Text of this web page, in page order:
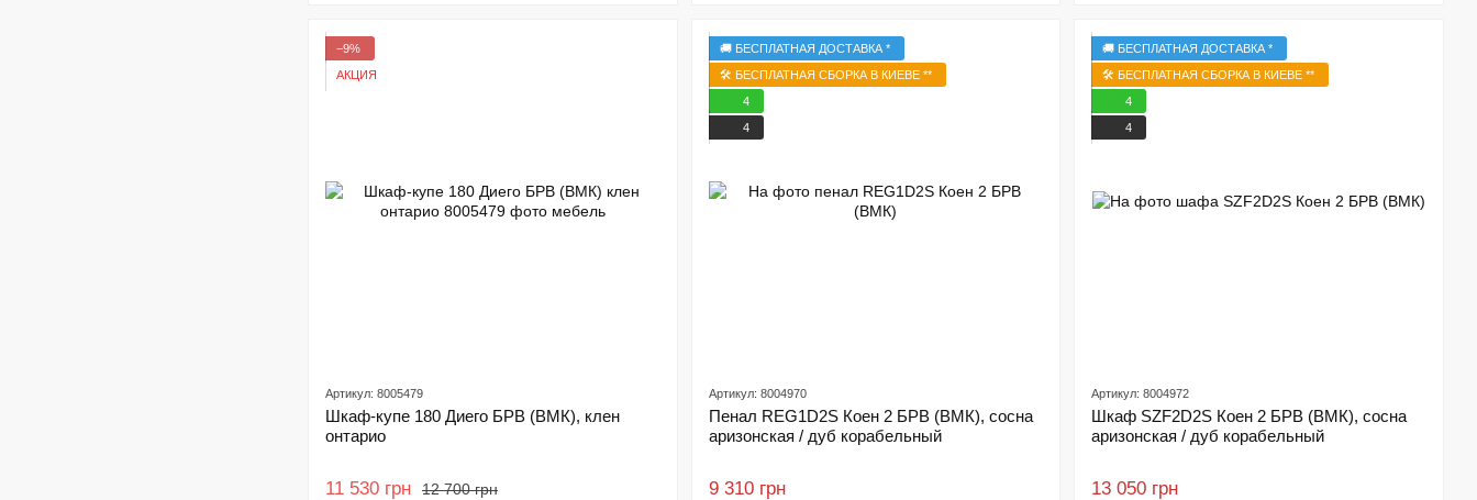
−9%
АКЦИЯ
Артикул: 8005479
Шкаф-купе 180 Диего БРВ (ВМК), клен
онтарио
12 700 грн
11 530 грн
🚚 БЕСПЛАТНАЯ ДОСТАВКА *
🛠️ БЕСПЛАТНАЯ СБОРКА В КИЕВЕ **
4
4
Артикул: 8004970
Пенал REG1D2S Коен 2 БРВ (ВМК), сосна
аризонская / дуб корабельный
9 310 грн
🚚 БЕСПЛАТНАЯ ДОСТАВКА *
🛠️ БЕСПЛАТНАЯ СБОРКА В КИЕВЕ **
4
4
Артикул: 8004972
Шкаф SZF2D2S Коен 2 БРВ (ВМК), сосна
аризонская / дуб корабельный
13 050 грн